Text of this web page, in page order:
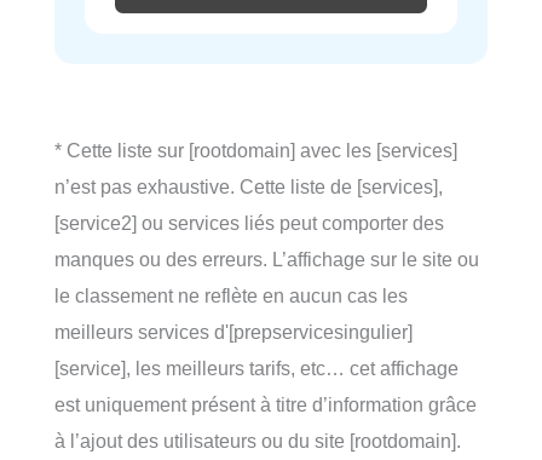
* Cette liste sur [rootdomain] avec les [services]
n’est pas exhaustive. Cette liste de [services],
[service2] ou services liés peut comporter des
manques ou des erreurs. L’affichage sur le site ou
le classement ne reflète en aucun cas les
meilleurs services d'[prepservicesingulier]
[service], les meilleurs tarifs, etc… cet affichage
est uniquement présent à titre d’information grâce
à l’ajout des utilisateurs ou du site [rootdomain].